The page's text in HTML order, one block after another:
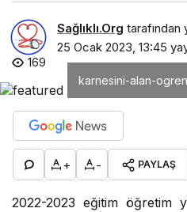
Sağlıklı.Org tarafından
25 Ocak 2023, 13:45
169
karnesini-alan-
+ - PAYLAŞ
2022-2023 eğitim öğretim